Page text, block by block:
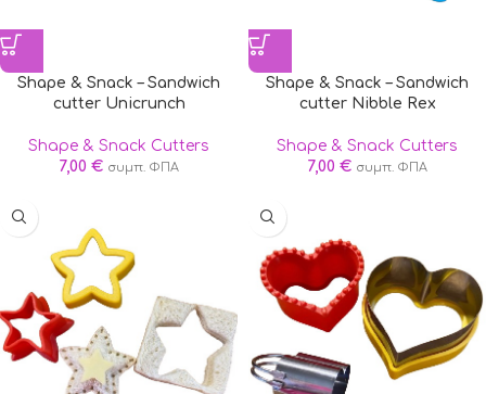
Shape & Snack – Sandwich
cutter Unicrunch
Shape & Snack Cutters
7,00 € συμπ. ΦΠΑ
Shape & Snack – Sandwich
cutter Nibble Rex
Shape & Snack Cutters
7,00 € συμπ. ΦΠΑ